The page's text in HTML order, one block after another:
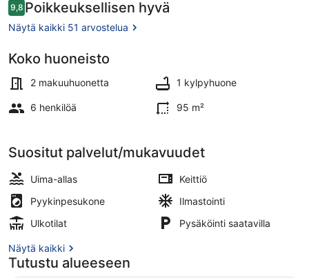
wifi
valokuvagalleria
Arvostelut
9,89,8 kautta 10.
Poikkeuksellisen hyvä
Näytä kaikki 51 arvostelua
Koko huoneisto
2 makuuhuonetta 1 kylpyhuone
6 henkilöä 95 m²
Suositut palvelut/mukavuudet
Uima-allas
Keittiö
Pyykinpesukone
Ilmastointi
Ulkotilat
Pysäköinti saatavilla
Näytä kaikki
Tutustu alueeseen